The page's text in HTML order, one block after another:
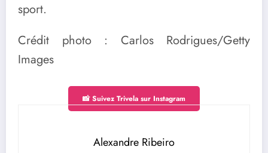
sport.
Crédit photo : Carlos Rodrigues/Getty
Images
📸 Suivez Trivela sur Instagram
Alexandre Ribeiro